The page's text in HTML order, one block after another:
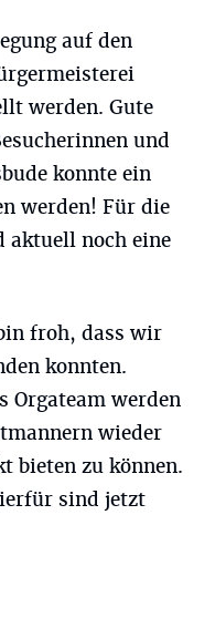
auf den
werden. Gute
und
konnte ein
werden! Für die
aktuell noch eine
froh, dass wir
konnten.
Orgateam werden
wieder
bieten zu können.
sind jetzt